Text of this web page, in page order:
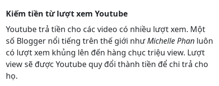
Kiếm tiền từ lượt xem Youtube
Youtube trả tiền cho các video có nhiều lượt xem. Một
số Blogger nổi tiếng trên thế giới nhưMichelle Phan luôn
có lượt xem khủng lên đến hàng chục triệu view. Lượt
view sẽ được Youtube quy đổi thành tiền để chi trả cho
họ.